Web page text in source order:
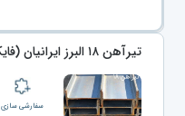
تیرآهن ۱۸ البرز ایرانیان (فایکو) (IPE۱۸)
سفارشی سازی